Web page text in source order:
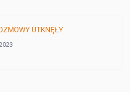
UTKNĘŁY